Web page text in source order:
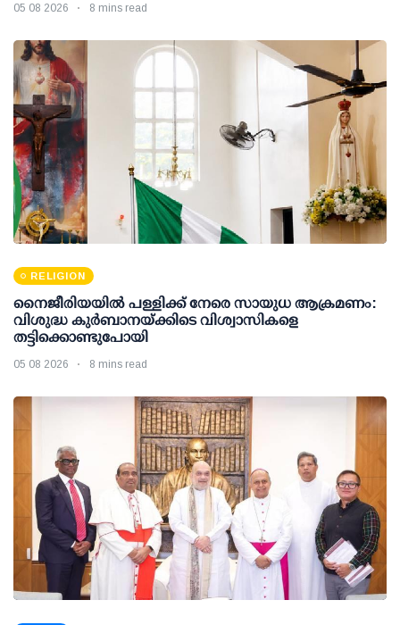
05 08 2026 8 mins read
RELIGION
നൈജീരിയയിൽ പള്ളിക്ക് നേരെ സായുധ ആക്രമണം:
വിശുദ്ധ കുർബാനയ്ക്കിടെ വിശ്വാസികളെ
തട്ടിക്കൊണ്ടുപോയി
05 08 2026 8 mins read